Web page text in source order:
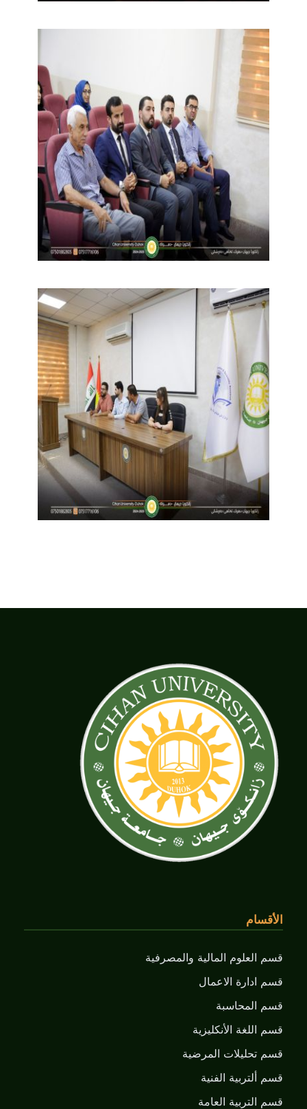
الأقسام
قسم العلوم المالية والمصرفية
قسم ادارة الاعمال
قسم المحاسبة
قسم اللغة الأنكليزية
قسم تحليلات المرضية
قسم ألتربية الفنية
قسم التربية العامة